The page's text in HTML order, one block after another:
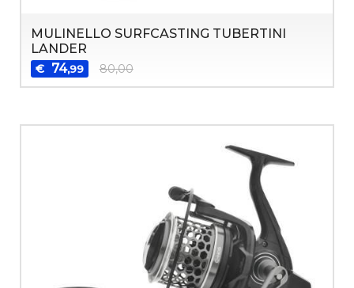
MULINELLO SURFCASTING TUBERTINI
LANDER
€ 74,99 80,00